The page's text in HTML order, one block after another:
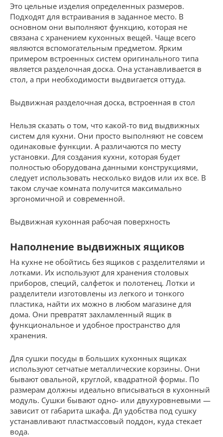
Это цельные изделия определенных размеров.
Подходят для встраивания в заданное место. В
основном они выполняют функцию, которая не
связана с хранением кухонных вещей. Чаще всего
являются вспомогательным предметом. Ярким
примером встроенных систем оригинального типа
является разделочная доска. Она устанавливается в
стол, а при необходимости выдвигается оттуда.
Выдвижная разделочная доска, встроенная в стол
Нельзя сказать о том, что какой-то вид выдвижных
систем для кухни. Они просто выполняют не совсем
одинаковые функции. А различаются по месту
установки. Для создания кухни, которая будет
полностью оборудована данными конструкциями,
следует использовать несколько видов или их все. В
таком случае комната получится максимально
эргономичной и современной.
Выдвижная кухонная рабочая поверхность
Наполнение выдвижных ящиков
На кухне не обойтись без ящиков с разделителями и
лотками. Их используют для хранения столовых
приборов, специй, салфеток и полотенец. Лотки и
разделители изготовлены из легкого и тонкого
пластика, найти их можно в любом магазине для
дома. Они превратят захламленный ящик в
функциональное и удобное пространство для
хранения.
Для сушки посуды в больших кухонных ящиках
используют сетчатые металлические корзины. Они
бывают овальной, круглой, квадратной формы. По
размерам должны идеально вписываться в кухонный
модуль. Сушки бывают одно- или двухуровневыми —
зависит от габарита шкафа. Дл удобства под сушку
устанавливают пластмассовый поддон, куда стекает
вода.